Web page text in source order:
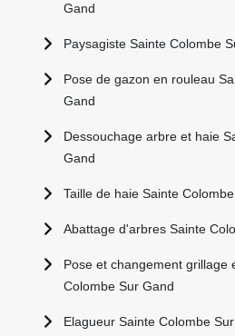
Gand
Paysagiste Sainte Colombe
Pose de gazon en rouleau
Gand
Dessouchage arbre et haie
Gand
Taille de haie Sainte
Abattage d'arbres Sainte
Pose et changement grillage
Colombe Sur Gand
Elagueur Sainte Colombe